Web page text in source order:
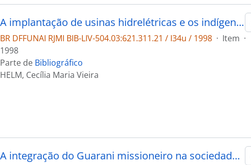
A implantação de usinas hidrelétricas e os indígenas no sul do Brasil
BR DFFUNAI RJMI BIB-LIV-504.03:621.311.21 / I34u / 1998 · Item ·
1998
Parte de Bibliográfico
HELM, Cecília Maria Vieira
A integração do Guarani missioneiro na sociedade sul-grandense